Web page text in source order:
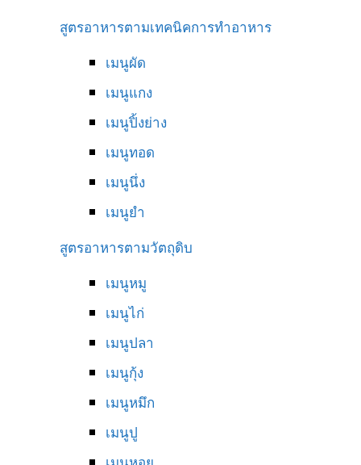
สูตรอาหารตามเทคนิคการทำอาหาร
เมนูผัด
เมนูแกง
เมนูปิ้งย่าง
เมนูทอด
เมนูนึ่ง
เมนูยำ
สูตรอาหารตามวัตถุดิบ
เมนูหมู
เมนูไก่
เมนูปลา
เมนูกุ้ง
เมนูหมึก
เมนูปู
เมนูหอย